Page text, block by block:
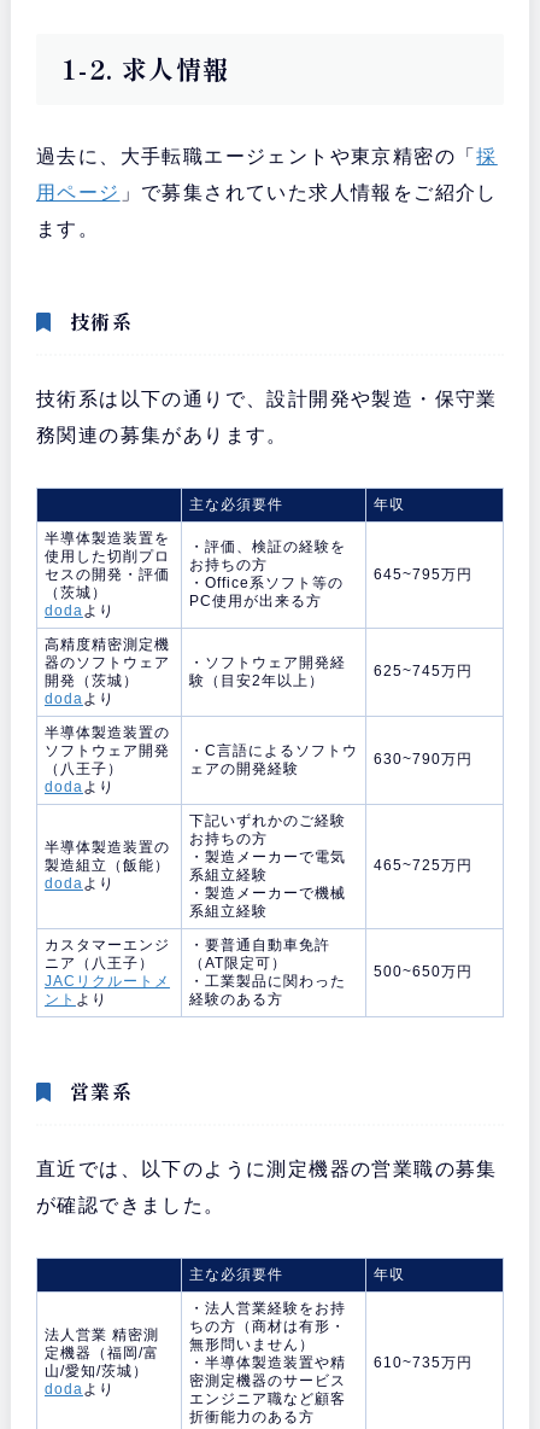
1-2. 求人情報
過去に、大手転職エージェントや東京精密の「採
用ページ 」で募集されていた求人情報をご紹介し
ます。
技術系
技術系は以下の通りで、設計開発や製造・保守業
務関連の募集があります。
主な必須要件
年収
半導体製造装置を
使用した切削プロ
セスの開発・評価
（茨城）
doda より
・評価、検証の経験を
お持ちの方
・Office系ソフト等の
PC使用が出来る方
645~795万円
高精度精密測定機
器のソフトウェア
開発（茨城）
doda より
・ソフトウェア開発経
験（目安2年以上）
625~745万円
半導体製造装置の
ソフトウェア開発
（八王子）
doda より
・C言語によるソフトウ
ェアの開発経験
630~790万円
半導体製造装置の
製造組立（飯能）
doda より
下記いずれかのご経験
お持ちの方
・製造メーカーで電気
系組立経験
・製造メーカーで機械
系組立経験
465~725万円
カスタマーエンジ
ニア（八王子）
JACリクルートメ
ント より
・要普通自動車免許
（AT限定可）
・工業製品に関わった
経験のある方
500~650万円
営業系
直近では、以下のように測定機器の営業職の募集
が確認できました。
主な必須要件 年収
法人営業 精密測
定機器（福岡/富
山/愛知/茨城）
doda より
・法人営業経験をお持
ちの方（商材は有形・
無形問いません）
・半導体製造装置や精
密測定機器のサービス
エンジニア職など顧客
折衝能力のある方
610~735万円